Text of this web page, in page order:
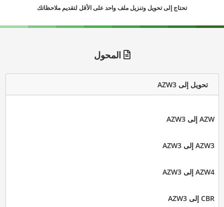
تحتاج إلى تحويل وتنزيل ملف واحد على الأقل لتقديم ملاحظاتك
المحول
تحويل إلى AZW3
AZW إلى AZW3
AZW3 إلى AZW3
AZW4 إلى AZW3
CBR إلى AZW3